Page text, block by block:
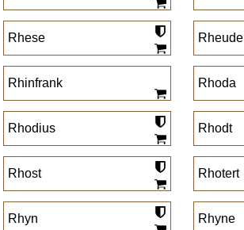
Rhese Rheude
Rhinfrank Rhoda
Rhodius Rhodt
Rhost Rhotert
Rhyn Rhyne